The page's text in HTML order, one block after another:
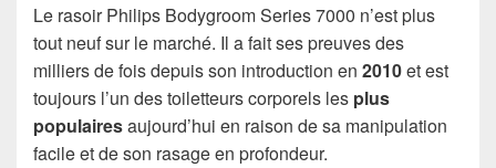
Le rasoir Philips Bodygroom Series 7000 n’est plus
tout neuf sur le marché. Il a fait ses preuves des
milliers de fois depuis son introduction en 2010et est
toujours l’un des toiletteurs corporels les plus
populairesaujourd’hui en raison de sa manipulation
facile et de son rasage en profondeur.